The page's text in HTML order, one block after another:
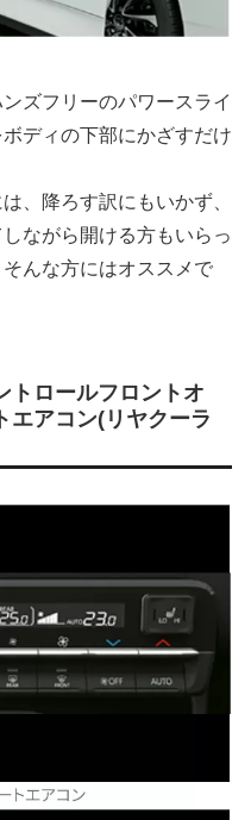
ズフリーのパワースライ
ディの下部にかざすだけ
、降ろす訳にもいかず、
ながら開ける方もいらっ
んな方にはオススメで
ロールフロントオ
エアコン(リヤクーラ